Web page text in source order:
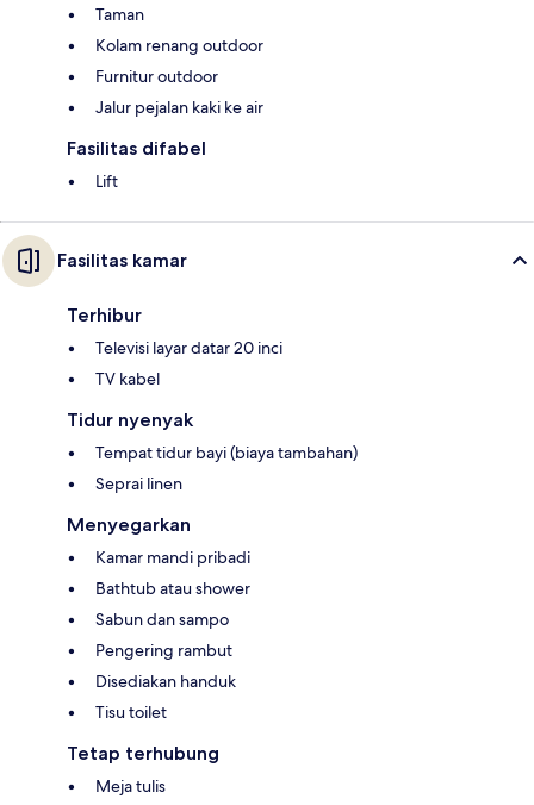
Taman
Kolam renang outdoor
Furnitur outdoor
Jalur pejalan kaki ke air
Fasilitas difabel
Lift
Fasilitas kamar
Terhibur
Televisi layar datar 20 inci
TV kabel
Tidur nyenyak
Tempat tidur bayi (biaya tambahan)
Seprai linen
Menyegarkan
Kamar mandi pribadi
Bathtub atau shower
Sabun dan sampo
Pengering rambut
Disediakan handuk
Tisu toilet
Tetap terhubung
Meja tulis